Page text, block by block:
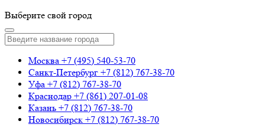
Выберите свой город
Москва +7 (495) 540-53-70
Санкт-Петербург +7 (812) 767-38-70
Уфа +7 (812) 767-38-70
Краснодар +7 (861) 207-01-08
Казань +7 (812) 767-38-70
Новосибирск +7 (812) 767-38-70